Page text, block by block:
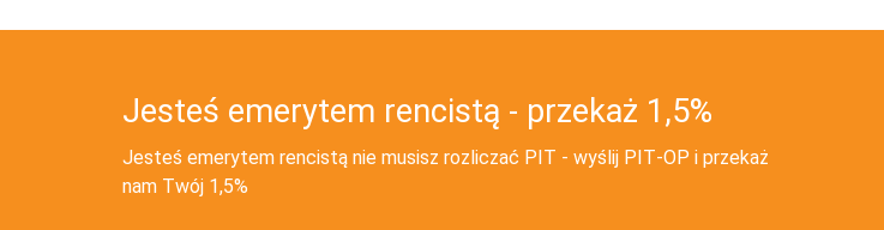
Jesteś emerytem rencistą - przekaż 1,5%
Jesteś emerytem rencistą nie musisz rozliczać PIT - wyślij PIT‑OP i przekaż
nam Twój 1,5%